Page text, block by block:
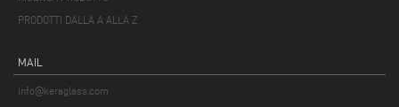
PRODOTTI DALLA A ALLA Z
MAIL
info@keraglass.com